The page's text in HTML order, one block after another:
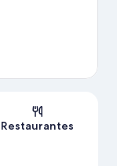
Restaurantes